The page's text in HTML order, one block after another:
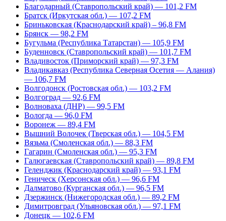
Благодарный (Ставропольский край) — 101,2 FM
Братск (Иркутская обл.) — 107,2 FM
Бриньковская (Краснодарский край) – 96,8 FM
Брянск — 98,2 FM
Бугульма (Республика Татарстан) — 105,9 FM
Буденновск (Ставропольский край) — 101,7 FM
Владивосток (Приморский край) — 97,3 FM
Владикавказ (Республика Северная Осетия — Алания)
— 106,7 FM
Волгодонск (Ростовская обл.) — 103,2 FM
Волгоград — 92,6 FM
Волноваха (ДНР) — 99,5 FM
Вологда — 96,0 FM
Воронеж — 89,4 FM
Вышний Волочек (Тверская обл.) — 104,5 FM
Вязьма (Смоленская обл.) — 88,3 FM
Гагарин (Смоленская обл.) — 95,3 FM
Галюгаевская (Ставропольский край) — 89,8 FM
Геленджик (Краснодарский край) — 93,1 FM
Геническ (Херсонская обл.) — 96,6 FM
Далматово (Курганская обл.) — 96,5 FM
Дзержинск (Нижегородская обл.) — 89,2 FM
Димитровград (Ульяновская обл.) — 97,1 FM
Донецк — 102,6 FM